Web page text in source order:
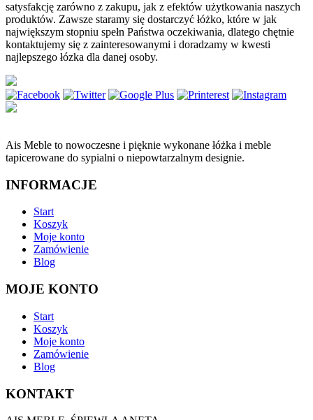
satysfakcję zarówno z zakupu, jak z efektów użytkowania naszych
produktów. Zawsze staramy się dostarczyć łóżko, które w jak
największym stopniu spełn Państwa oczekiwania, dlatego chętnie
kontaktujemy się z zainteresowanymi i doradzamy w kwesti
najlepszego łózka dla danej osoby.
Ais Meble to nowoczesne i pięknie wykonane łóżka i meble
tapicerowane do sypialni o niepowtarzalnym designie.
INFORMACJE
Start
Koszyk
Moje konto
Zamówienie
Blog
MOJE KONTO
Start
Koszyk
Moje konto
Zamówienie
Blog
KONTAKT